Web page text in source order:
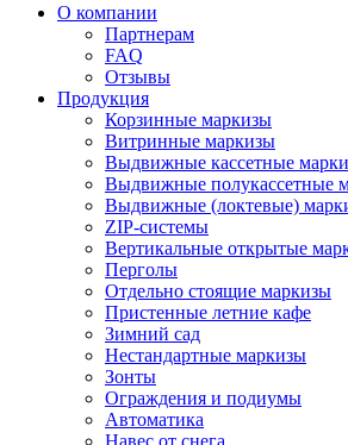
О компании
Партнерам
FAQ
Отзывы
Продукция
Корзинные маркизы
Витринные маркизы
Выдвижные кассетные
Выдвижные полукассетные
Выдвижные (локтевые)
ZIP-системы
Вертикальные открытые
Перголы
Отдельно стоящие маркизы
Пристенные летние кафе
Зимний сад
Нестандартные маркизы
Зонты
Ограждения и подиумы
Автоматика
Навес от снега